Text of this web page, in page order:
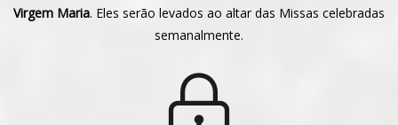
Virgem Maria. Eles serão levados ao altar das Missas celebradas
semanalmente.